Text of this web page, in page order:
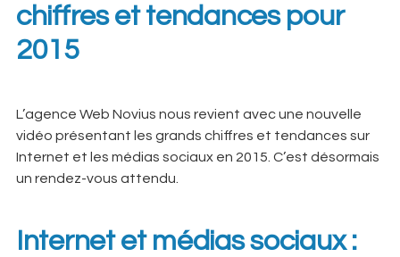
chiffres et tendances pour
2015
L’agence Web Novius nous revient avec une nouvelle
vidéo présentant les grands chiffres et tendances sur
Internet et les médias sociaux en 2015. C’est désormais
un rendez-vous attendu.
Internet et médias sociaux :